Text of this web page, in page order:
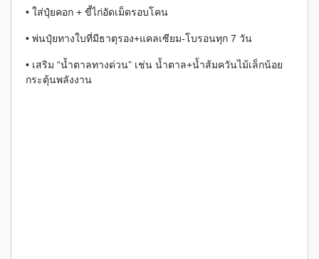
• ใส่ปุ๋ยคอก + ขี้ไก่อัดเม็ดรอบโคน
• พ่นปุ๋ยทางใบที่มีธาตุรอง+แคลเซียม-โบรอนทุก 7 วัน
• เสริม “น้ำตาลทางด่วน” เช่น น้ำตาล+น้ำส้มควันไม้เล็กน้อย
กระตุ้นพลังงาน